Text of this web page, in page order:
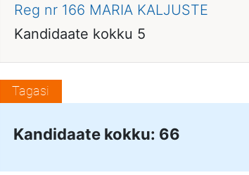
Reg nr 166 MARIA KALJUSTE
Kandidaate kokku 5
Tagasi
Kandidaate kokku: 66